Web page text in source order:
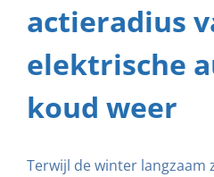
actieradius
elektrische
koud weer
Terwijl de winter